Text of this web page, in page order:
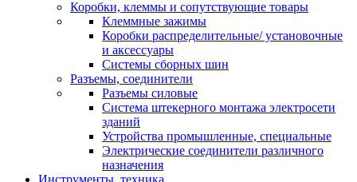
Коробки, клеммы и сопутствующие товары
Клеммные зажимы
Коробки распределительные/ установочные
и аксессуары
Системы сборных шин
Разъемы, соединители
Разъемы силовые
Система штекерного монтажа электросети
зданий
Устройства промышленные, специальные
Электрические соединители различного
назначения
Инструменты, техника